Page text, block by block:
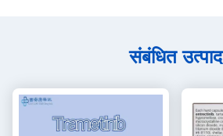
संबंधित उत्पाद